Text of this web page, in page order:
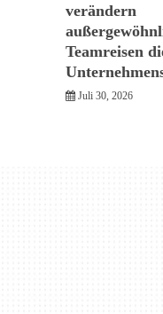
verändern
Teamreisen
Juli 30, 2026